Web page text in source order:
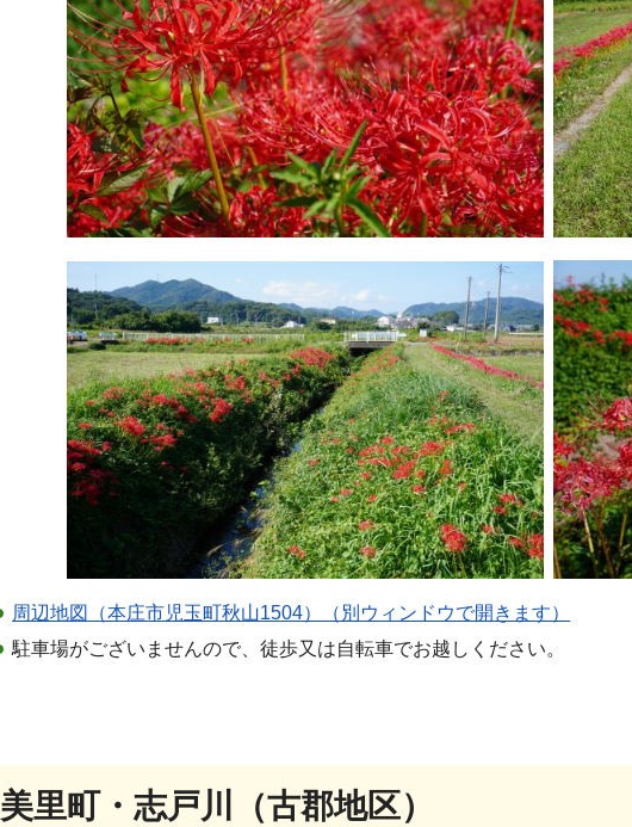
周辺地図（本庄市児玉町秋山1504）（別ウィンドウで開きます）
駐車場がございませんので、徒歩又は自転車でお越しください。
美里町・志戸川（古郡地区）